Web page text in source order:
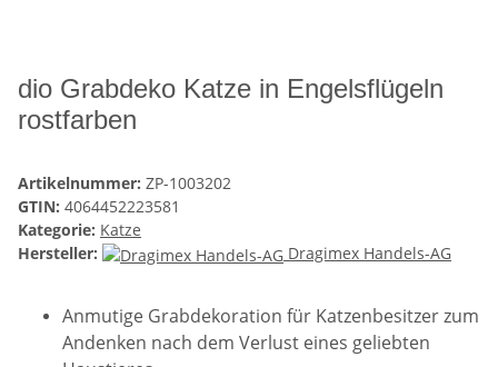
dio Grabdeko Katze in Engelsflügeln
rostfarben
Artikelnummer: ZP-1003202
GTIN: 4064452223581
Kategorie: Katze
Hersteller:
Dragimex Handels-AG
Anmutige Grabdekoration für Katzenbesitzer zum
Andenken nach dem Verlust eines geliebten